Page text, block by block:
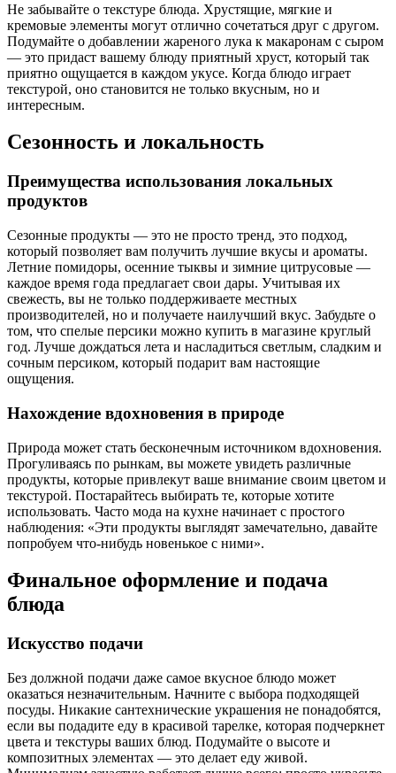
Не забывайте о текстуре блюда. Хрустящие, мягкие и
кремовые элементы могут отлично сочетаться друг с другом.
Подумайте о добавлении жареного лука к макаронам с сыром
— это придаст вашему блюду приятный хруст, который так
приятно ощущается в каждом укусе. Когда блюдо играет
текстурой, оно становится не только вкусным, но и
интересным.
Сезонность и локальность
Преимущества использования локальных
продуктов
Сезонные продукты — это не просто тренд, это подход,
который позволяет вам получить лучшие вкусы и ароматы.
Летние помидоры, осенние тыквы и зимние цитрусовые —
каждое время года предлагает свои дары. Учитывая их
свежесть, вы не только поддерживаете местных
производителей, но и получаете наилучший вкус. Забудьте о
том, что спелые персики можно купить в магазине круглый
год. Лучше дождаться лета и насладиться светлым, сладким и
сочным персиком, который подарит вам настоящие
ощущения.
Нахождение вдохновения в природе
Природа может стать бесконечным источником вдохновения.
Прогуливаясь по рынкам, вы можете увидеть различные
продукты, которые привлекут ваше внимание своим цветом и
текстурой. Постарайтесь выбирать те, которые хотите
использовать. Часто мода на кухне начинает с простого
наблюдения: «Эти продукты выглядят замечательно, давайте
попробуем что-нибудь новенькое с ними».
Финальное оформление и подача
блюда
Искусство подачи
Без должной подачи даже самое вкусное блюдо может
оказаться незначительным. Начните с выбора подходящей
посуды. Никакие сантехнические украшения не понадобятся,
если вы подадите еду в красивой тарелке, которая подчеркнет
цвета и текстуры ваших блюд. Подумайте о высоте и
композитных элементах — это делает еду живой.